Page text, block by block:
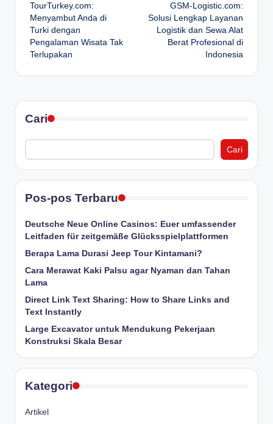
navigation
TourTurkey.com:
Menyambut Anda di
Turki dengan
Pengalaman Wisata Tak
Terlupakan
GSM-Logistic.com:
Solusi Lengkap Layanan
Logistik dan Sewa Alat
Berat Profesional di
Indonesia
Cari
Cari
Pos-pos Terbaru
Deutsche Neue Online Casinos: Euer umfassender
Leitfaden für zeitgemäße Glücksspielplattformen
Berapa Lama Durasi Jeep Tour Kintamani?
Cara Merawat Kaki Palsu agar Nyaman dan Tahan
Lama
Direct Link Text Sharing: How to Share Links and
Text Instantly
Large Excavator untuk Mendukung Pekerjaan
Konstruksi Skala Besar
Kategori
Artikel